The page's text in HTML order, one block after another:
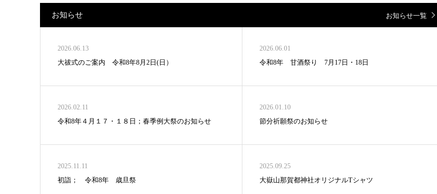
お知らせ お知らせ一覧
2026.06.13
大祓式のご案内 令和8年8月2日(日）
2026.06.01
令和8年 甘酒祭り 7月17日・18日
2026.02.11
令和8年４月１７・１８日；春季例大祭のお知らせ
2026.01.10
節分祈願祭のお知らせ
2025.11.11
初詣； 令和8年 歳旦祭
2025.09.25
大嶽山那賀都神社オリジナルTシャツ